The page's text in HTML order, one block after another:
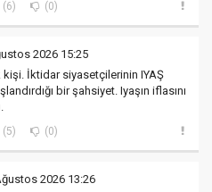
(6) (0)
2026 15:25
kişi. İktidar siyasetçilerinin IYAŞ
bir şahsiyet. Iyaşın iflasını
(5) (0)
2026 13:26